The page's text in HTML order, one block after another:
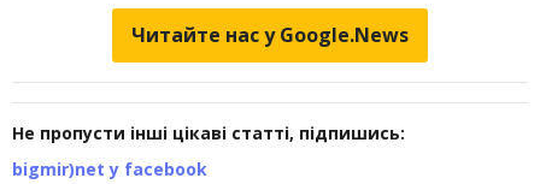
Читайте нас у Google.News
Не пропусти інші цікаві статті, підпишись:
bigmir)net у facebook